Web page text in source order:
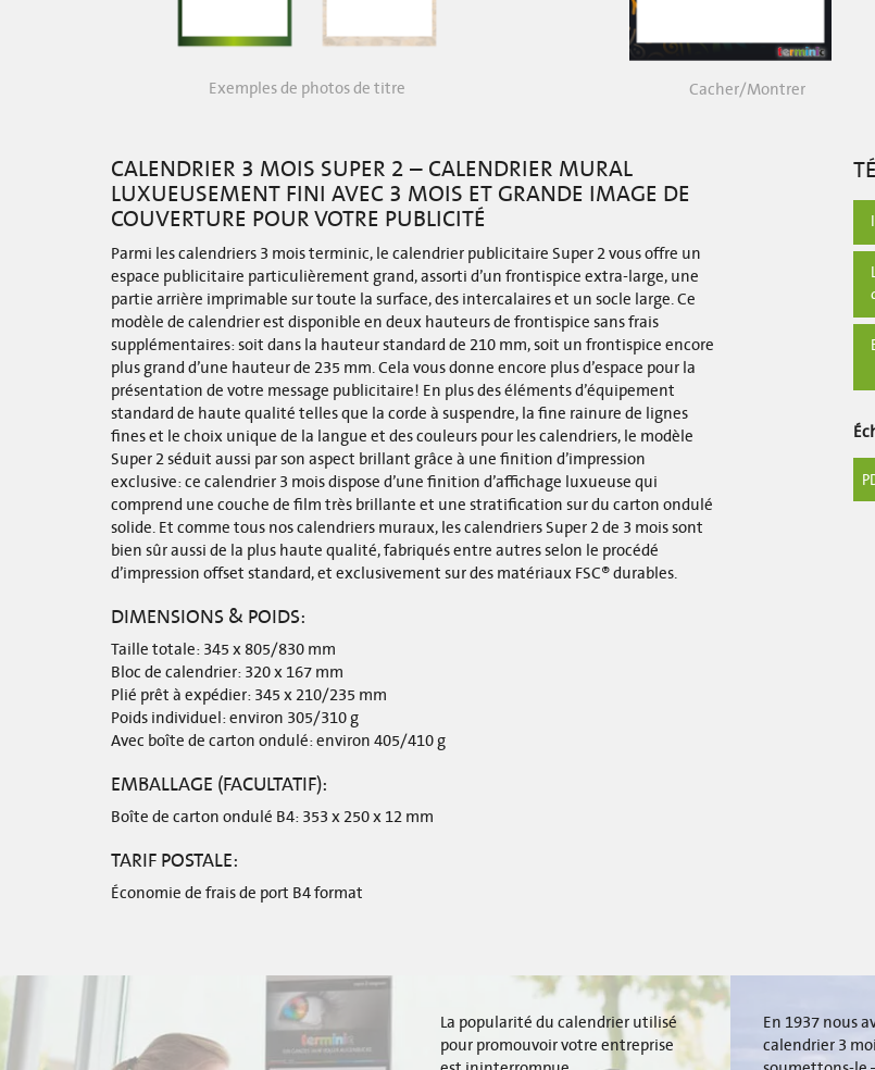
Exemples de photos de titre Cacher/Montrer
CALENDRIER 3 MOIS SUPER 2 – CALENDRIER MURAL
LUXUEUSEMENT FINI AVEC 3 MOIS ET GRANDE IMAGE DE
COUVERTURE POUR VOTRE PUBLICITÉ
Parmi les calendriers 3 mois terminic, le calendrier publicitaire Super 2 vous offre un
espace publicitaire particulièrement grand, assorti d’un frontispice extra-large, une
partie arrière imprimable sur toute la surface, des intercalaires et un socle large. Ce
modèle de calendrier est disponible en deux hauteurs de frontispice sans frais
supplémentaires: soit dans la hauteur standard de 210 mm, soit un frontispice encore
plus grand d’une hauteur de 235 mm. Cela vous donne encore plus d’espace pour la
présentation de votre message publicitaire! En plus des éléments d’équipement
standard de haute qualité telles que la corde à suspendre, la fine rainure de lignes
fines et le choix unique de la langue et des couleurs pour les calendriers, le modèle
Super 2 séduit aussi par son aspect brillant grâce à une finition d’impression
exclusive: ce calendrier 3 mois dispose d’une finition d’affichage luxueuse qui
comprend une couche de film très brillante et une stratification sur du carton ondulé
solide. Et comme tous nos calendriers muraux, les calendriers Super 2 de 3 mois sont
bien sûr aussi de la plus haute qualité, fabriqués entre autres selon le procédé
d’impression offset standard, et exclusivement sur des matériaux FSC® durables.
DIMENSIONS & POIDS:
Taille totale: 345 x 805/830 mm
Bloc de calendrier: 320 x 167 mm
Plié prêt à expédier: 345 x 210/235 mm
Poids individuel: environ 305/310 g
Avec boîte de carton ondulé: environ 405/410 g
EMBALLAGE (FACULTATIF):
Boîte de carton ondulé B4: 353 x 250 x 12 mm
TARIF POSTALE:
Économie de frais de port B4 format
La popularité du calendrier utilisé
pour promouvoir votre entreprise
En 1937 nous
calendrier 3